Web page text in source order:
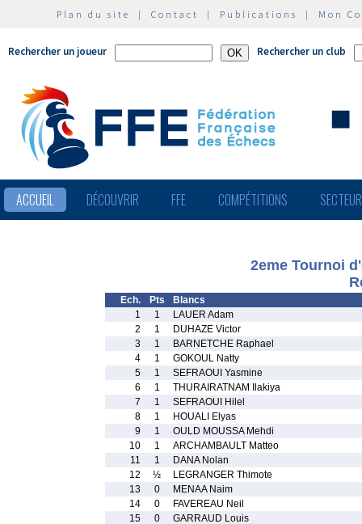
Plan du site | Contact | Publications | Mon
Rechercher un joueur Rechercher un club
ACCUEIL DÉCOUVRIR FFE COMPÉTITIONS
2eme Tournoi
Ech. Pts
Blancs
1
1
LAUER Adam
2
1
DUHAZE Victor
3
1
BARNETCHE Raphael
4
1
GOKOUL Natty
5
1
SEFRAOUI Yasmine
6
1
THURAIRATNAM Ilakiya
7
1
SEFRAOUI Hilel
8
1
HOUALI Elyas
9
1
OULD MOUSSA Mehdi
10
1
ARCHAMBAULT Matteo
11
1
DANA Nolan
12
½
LEGRANGER Thimote
13
0
MENAA Naim
14
0
FAVEREAU Neil
15
0
GARRAUD Louis